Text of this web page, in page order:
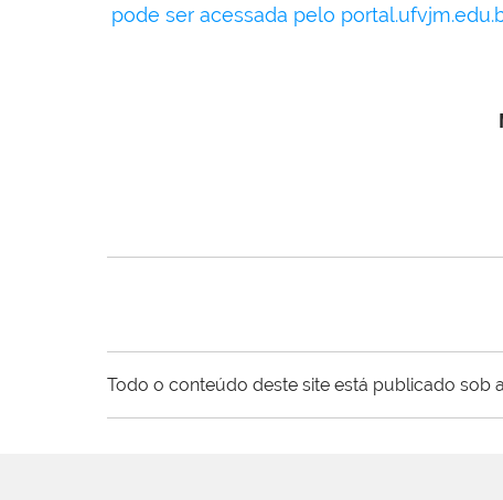
pode ser acessada pelo
Todo o conteúdo deste site está publicado sob